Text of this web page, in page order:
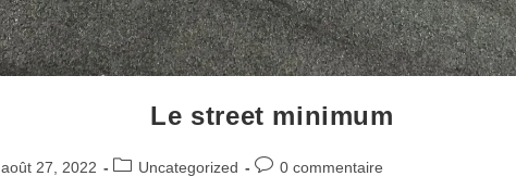
Le street minimum
août 27, 2022 Uncategorized 0 commentaire